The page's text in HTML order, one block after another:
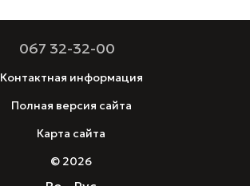
067 32-32-00
Контактная информация
Полная версия сайта
Карта сайта
© 2026